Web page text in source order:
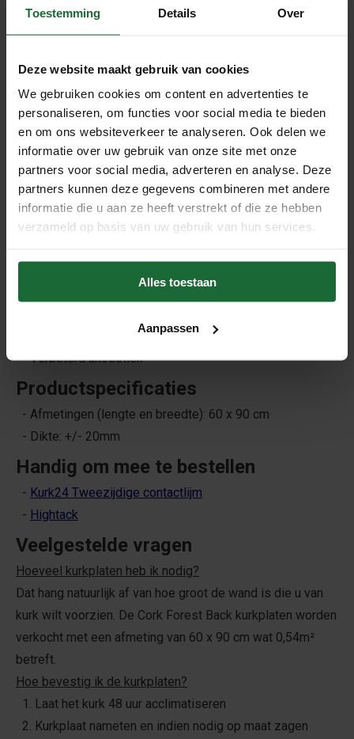
Toestemming Details Over
Deze website maakt gebruik van cookies
We gebruiken cookies om content en advertenties te
personaliseren, om functies voor social media te bieden
en om ons websiteverkeer te analyseren. Ook delen we
informatie over uw gebruik van onze site met onze
partners voor social media, adverteren en analyse. Deze
partners kunnen deze gegevens combineren met andere
informatie die u aan ze heeft verstrekt of die ze hebben
verzameld op basis van uw gebruik van hun services.
Alles toestaan
Aanpassen
eyecatcher. Met de kurkplaat Cork Forest op de muur
zorgt u voor eennatuurlijke wandbekleding
op kantoor. Het is een ideale manier om als
gebruiken om foto’s, kaarten, tekeningen van de kinderen
of belangrijke notities aan vast te maken. Gebruik hiervoor
verschillende soortenpunaises of pushpin clipsmet
verschillende kleuren of patronen.
Een bijkomend voordeel is dat de platen dankzij de open
structuur ook akoestisch verbeterend werken!
- Ecologisch verantwoord
- Antistatisch en allergisch
- Verbeterd akoestiek
Productspecificaties
- Afmetingen (lengte en breedte): 60 x 90 cm
- Dikte: +/- 20mm
Handig om mee te bestellen
- Kurk24 Tweezijdige contactlijm
- Hightack
Veelgestelde vragen
Hoeveel kurkplaten heb ik nodig?
Dat hang natuurlijk af van hoe groot de wand is die u van
kurk wilt voorzien. De Cork Forest Back kurkplaten worden
verkocht met een afmeting van 60 x 90 cm wat 0,54m²
betreft.
Hoe bevestig ik de kurkplaten?
1. Laat het kurk 48 uur acclimatiseren
2. Kurkplaat nameten en indien nodig op maat zagen